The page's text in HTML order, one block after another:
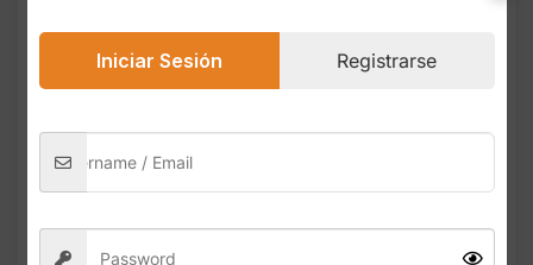
Las Adidas Sambae para mujer en color
blanco con rayas azules son una versión
combinando el estilo clásico del fútbol
indoor con detalles actualizados para el
streetwear actual. Este diseño destaca por
plataforma y las tres rayas en azul que
Iniciar Sesión Registrarse